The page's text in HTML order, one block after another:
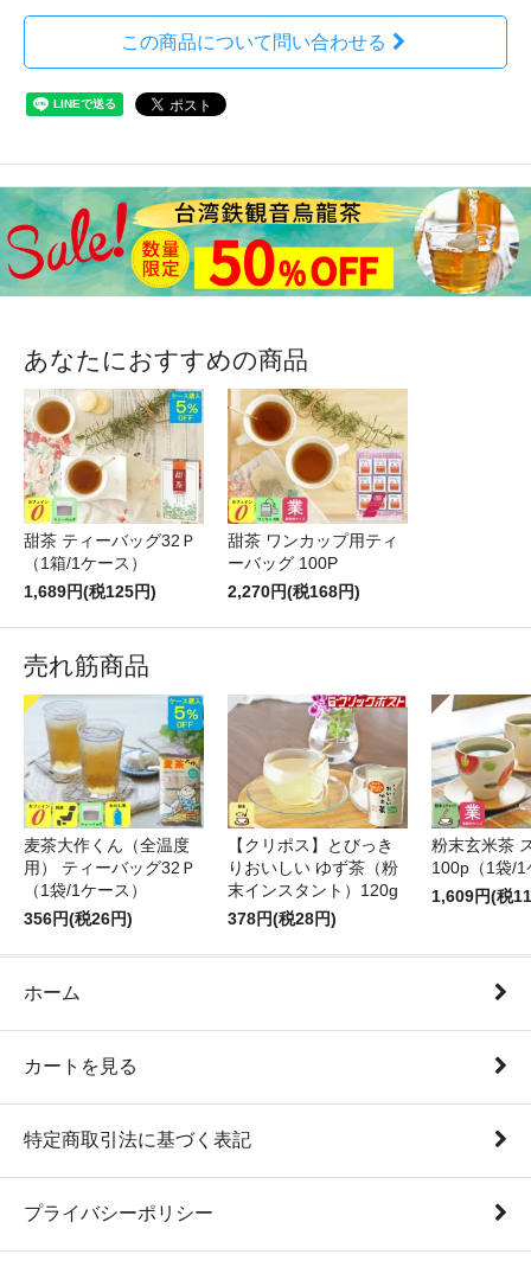
この商品について問い合わせる
あなたにおすすめの商品
甜茶 ティーバッグ32Ｐ
（1箱/1ケース）
1,689円(税125円)
甜茶 ワンカップ用ティ
ーバッグ 100P
2,270円(税168円)
売れ筋商品
麦茶大作くん（全温度
用） ティーバッグ32Ｐ
（1袋/1ケース）
356円(税26円)
【クリポス】とびっき
りおいしい ゆず茶（粉
末インスタント）120g
378円(税28円)
粉末玄米茶
100p（1袋/1
1,609円(税
ホーム
カートを見る
特定商取引法に基づく表記
プライバシーポリシー